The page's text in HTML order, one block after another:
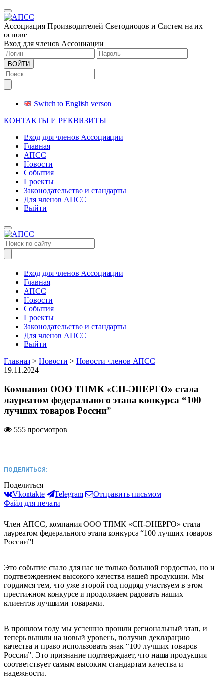
Меню
Ассоциация Производителей Светодиодов и Систем на их
основе
Вход для членов Ассоциации
ВОЙТИ
Switch to English verson
КОНТАКТЫ И РЕКВИЗИТЫ
Вход для членов Ассоциации
Главная
АПСС
Новости
События
Проекты
Законодательство и стандарты
Для членов АПСС
Выйти
Меню
Вход для членов Ассоциации
Главная
АПСС
Новости
События
Проекты
Законодательство и стандарты
Для членов АПСС
Выйти
Главная > Новости > Новости членов АПСС
19.11.2024
Компания ООО ТПМК «СП-ЭНЕРГО» стала
лауреатом федерального этапа конкурса “100
лучших товаров России”
555 просмотров
ПОДЕЛИТЬСЯ:
Поделиться
Vkontakte
Telegram
Отправить письмом
Файл для печати
Член АПСС, компания ООО ТПМК «СП-ЭНЕРГО» стала
лауреатом федерального этапа конкурса “100 лучших товаров
России”!
Это событие стало для нас не только большой гордостью, но и
подтверждением высокого качества нашей продукции. Мы
гордимся тем, что уже второй год подряд участвуем в этом
престижном конкурсе и продолжаем радовать наших
клиентов лучшими товарами.
В прошлом году мы успешно прошли региональный этап, и
теперь вышли на новый уровень, получив декларацию
качества и право использовать знак “100 лучших товаров
России”. Это признание подтверждает, что наша продукция
соответствует самым высоким стандартам качества и
надежности.